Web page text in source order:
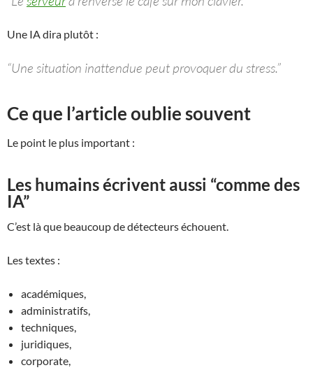
Une IA dira plutôt :
“Une situation inattendue peut provoquer du stress.”
Ce que l’article oublie souvent
Le point le plus important :
Les humains écrivent aussi “comme des
IA”
C’est là que beaucoup de détecteurs échouent.
Les textes :
académiques,
administratifs,
techniques,
juridiques,
corporate,